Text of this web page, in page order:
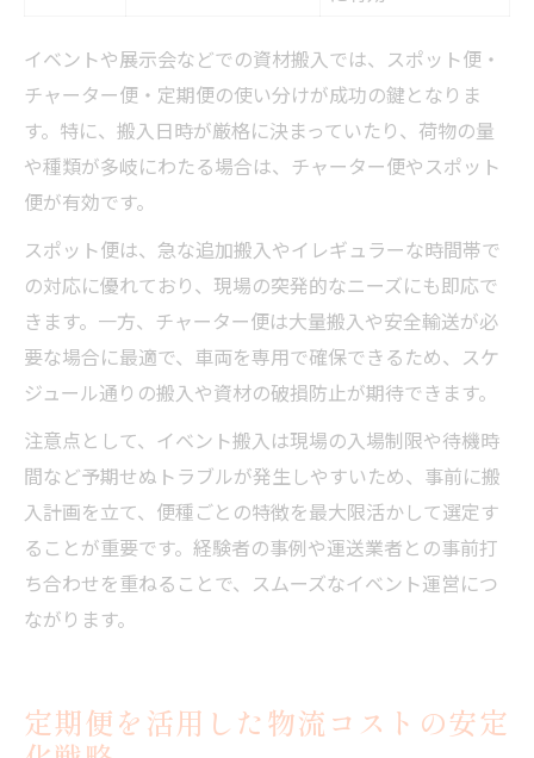
イベントや展示会などでの資材搬入では、スポット便・
チャーター便・定期便の使い分けが成功の鍵となりま
す。特に、搬入日時が厳格に決まっていたり、荷物の量
や種類が多岐にわたる場合は、チャーター便やスポット
便が有効です。
スポット便は、急な追加搬入やイレギュラーな時間帯で
の対応に優れており、現場の突発的なニーズにも即応で
きます。一方、チャーター便は大量搬入や安全輸送が必
要な場合に最適で、車両を専用で確保できるため、スケ
ジュール通りの搬入や資材の破損防止が期待できます。
注意点として、イベント搬入は現場の入場制限や待機時
間など予期せぬトラブルが発生しやすいため、事前に搬
入計画を立て、便種ごとの特徴を最大限活かして選定す
ることが重要です。経験者の事例や運送業者との事前打
ち合わせを重ねることで、スムーズなイベント運営につ
ながります。
定期便を活用した物流コストの安定